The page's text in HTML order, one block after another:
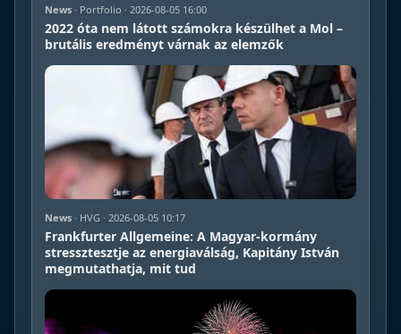
News · Portfolio · 2026-08-05 16:00
2022 óta nem látott számokra készülhet a Mol –
brutális eredményt várnak az elemzők
News · HVG · 2026-08-05 10:17
Frankfurter Allgemeine: A Magyar-kormány
stressztesztje az energiaválság, Kapitány István
megmutathatja, mit tud